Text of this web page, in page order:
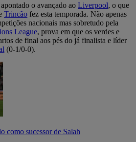
o avançado ao Liverpool, o que
Trincão fez esta temporada. Não apenas
nacionais mas sobretudo pela
League, prova em que os verdes e
de final aos pés do já finalista e líder
(0-1/0-0).
como sucessor de Salah